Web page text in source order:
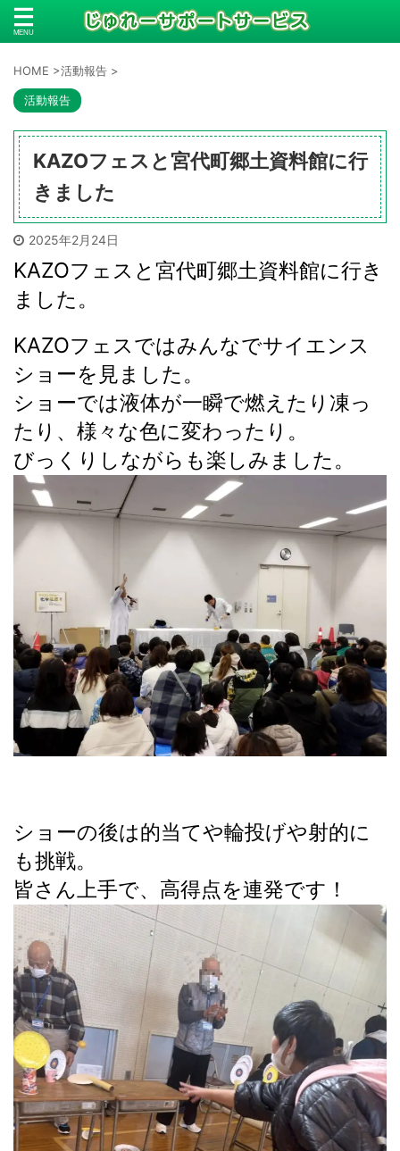
HOME >活動報告 >
活動報告
KAZOフェスと宮代町郷土資料館に行
きました
2025年2月24日
KAZOフェスと宮代町郷土資料館に行き
ました。
KAZOフェスではみんなでサイエンス
ショーを見ました。
ショーでは液体が一瞬で燃えたり凍っ
たり、様々な色に変わったり。
びっくりしながらも楽しみました。
ショーの後は的当てや輪投げや射的に
も挑戦。
皆さん上手で、高得点を連発です！